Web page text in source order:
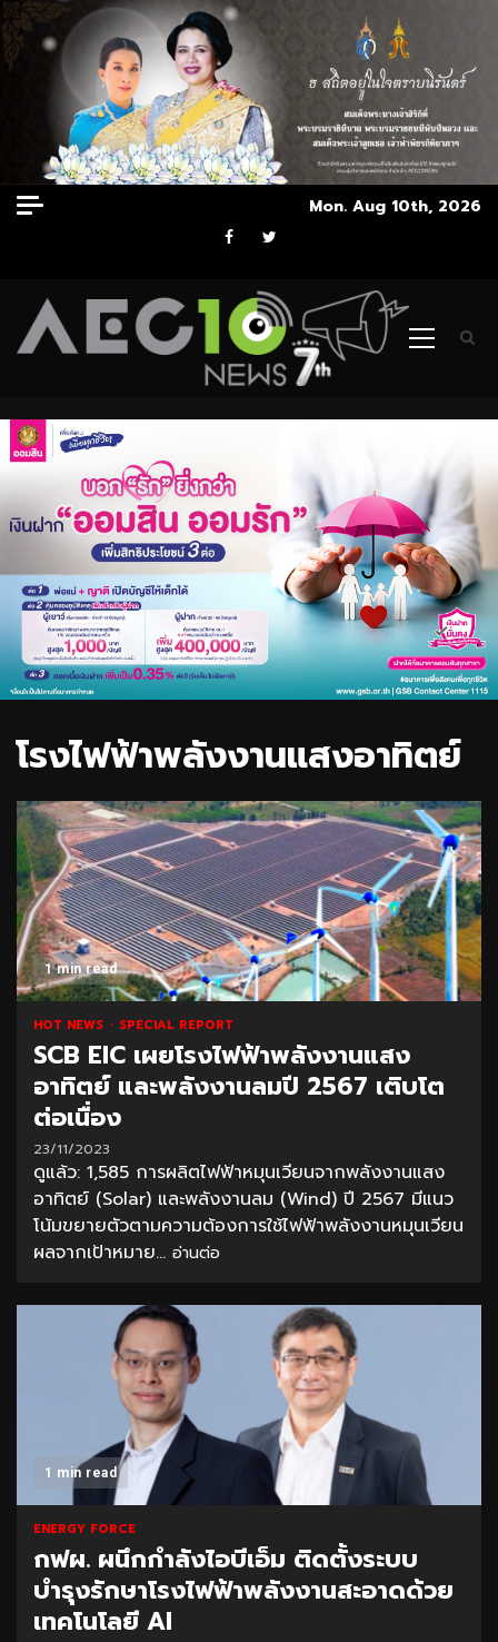
Skip
to
Mon. Aug 10th, 2026
Facebook
Twitter
Primary
โรงไฟฟ้าพลังงานแสงอาทิตย์
1 min read
HOT NEWS SPECIAL REPORT
SCB EIC เผยโรงไฟฟ้าพลังงานแสง
อาทิตย์ และพลังงานลมปี 2567 เติบโต
ต่อเนื่อง
23/11/2023
ดูแล้ว: 1,585 การผลิตไฟฟ้าหมุนเวียนจากพลังงานแสง
อาทิตย์ (Solar) และพลังงานลม (Wind) ปี 2567 มีแนว
โน้มขยายตัวตามความต้องการใช้ไฟฟ้าพลังงานหมุนเวียน
ผลจากเป้าหมาย... อ่านต่อ
1 min read
ENERGY FORCE
กฟผ. ผนึกกำลังไอบีเอ็ม ติดตั้งระบบ
บำรุงรักษาโรงไฟฟ้าพลังงานสะอาดด้วย
เทคโนโลยี AI